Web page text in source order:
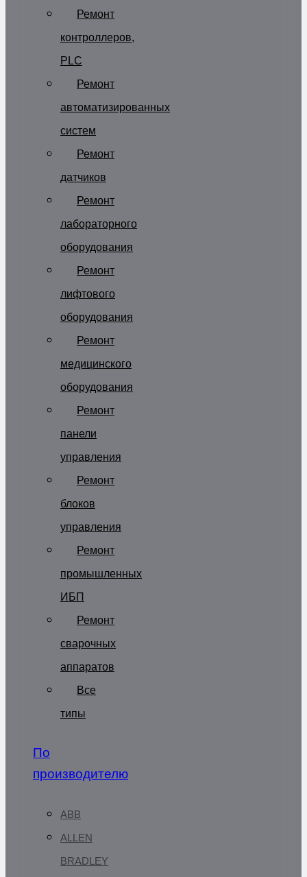
Ремонт
контроллеров,
PLC
Ремонт
автоматизированных
систем
Ремонт
датчиков
Ремонт
лабораторного
оборудования
Ремонт
лифтового
оборудования
Ремонт
медицинского
оборудования
Ремонт
панели
управления
Ремонт
блоков
управления
Ремонт
промышленных
ИБП
Ремонт
сварочных
аппаратов
Все
типы
По
производителю
ABB
ALLEN
BRADLEY